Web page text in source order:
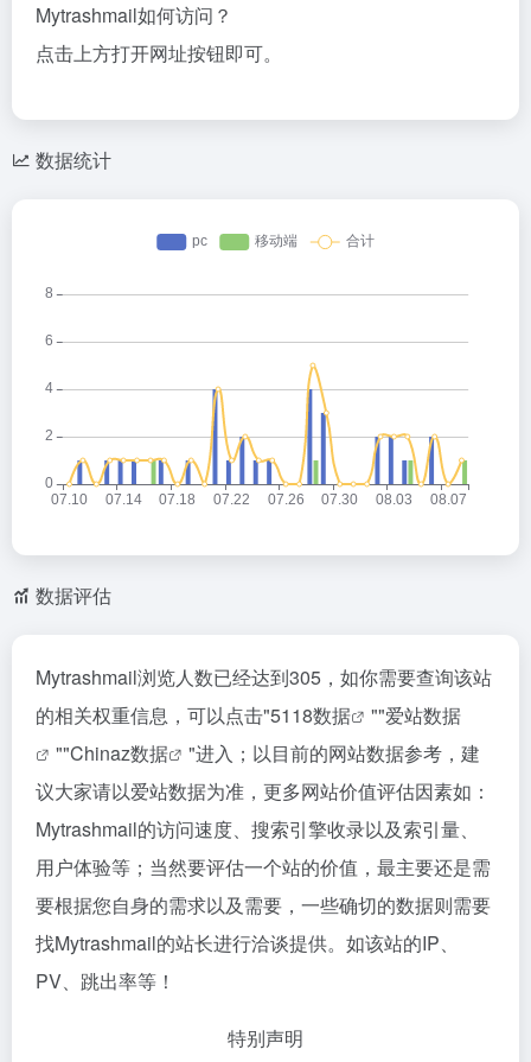
Mytrashmail如何访问？
点击上方打开网址按钮即可。
数据统计
数据评估
Mytrashmail浏览人数已经达到305，如你需要查询该站
的相关权重信息，可以点击"5118数据 ""爱站数据
""Chinaz数据
"进入；以目前的网站数据参考，建
议大家请以爱站数据为准，更多网站价值评估因素如：
Mytrashmail的访问速度、搜索引擎收录以及索引量、
用户体验等；当然要评估一个站的价值，最主要还是需
要根据您自身的需求以及需要，一些确切的数据则需要
找Mytrashmail的站长进行洽谈提供。如该站的IP、
PV、跳出率等！
特别声明